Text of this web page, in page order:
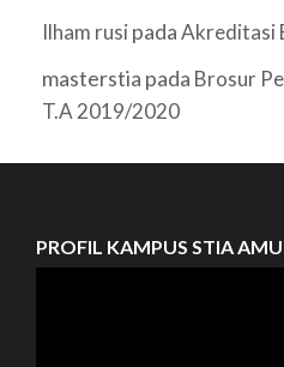
Ilham rusi padaAkreditasi
masterstia pada Brosur
T.A 2019/2020
PROFIL KAMPUS STIA